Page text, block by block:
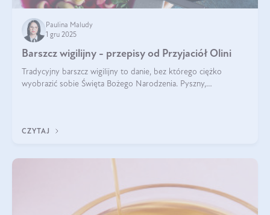
Paulina Maludy
1 gru 2025
Barszcz wigilijny - przepisy od Przyjaciół Olini
Tradycyjny barszcz wigilijny to danie, bez którego ciężko
wyobrazić sobie Święta Bożego Narodzenia. Pyszny,
CZYTAJ